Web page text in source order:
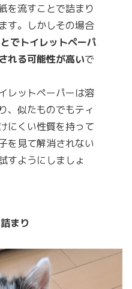
を流すことで詰まり
す。しかしその場合
でトイレットペーパ
れる可能性が高いで
レットペーパーは溶
、似たものでもティ
にくい性質を持って
を見て解消されない
すようにしましょ
まり